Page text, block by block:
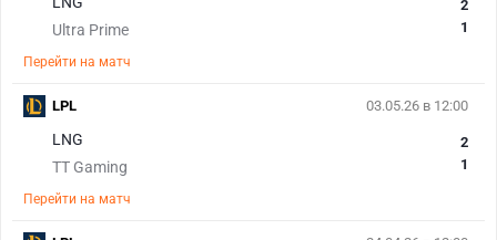
Ultra Prime
2
1
Перейти на матч
03.05.26 в 12:00
LNG
TT Gaming
2
1
Перейти на матч
LPL